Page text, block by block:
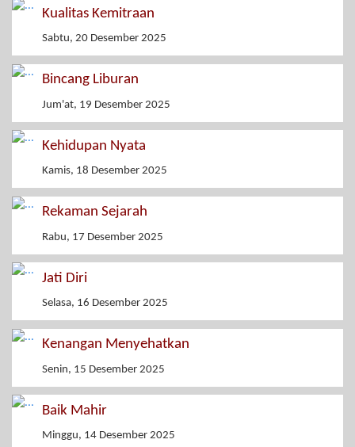
Kualitas Kemitraan
Sabtu, 20 Desember 2025
Bincang Liburan
Jum'at, 19 Desember 2025
Kehidupan Nyata
Kamis, 18 Desember 2025
Rekaman Sejarah
Rabu, 17 Desember 2025
Jati Diri
Selasa, 16 Desember 2025
Kenangan Menyehatkan
Senin, 15 Desember 2025
Baik Mahir
Minggu, 14 Desember 2025